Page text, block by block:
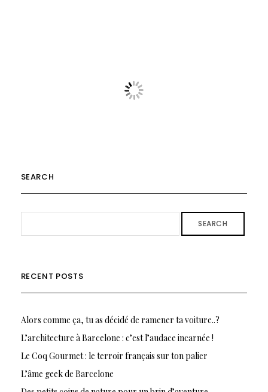
SEARCH
SEARCH
RECENT POSTS
Alors comme ça, tu as décidé de ramener ta voiture..?
L’architecture à Barcelone : c’est l’audace incarnée !
Le Coq Gourmet : le terroir français sur ton palier
L’âme geek de Barcelone